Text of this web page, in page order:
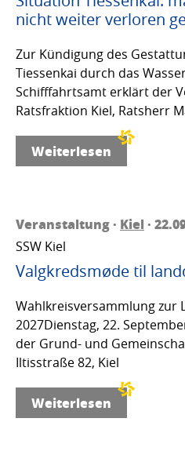
nicht weiter verloren
Zur Kündigung des
Tiessenkai durch das
Schifffahrtsamt erklärt der
Ratsfraktion Kiel, Ratsherr
Weiterlesen
Veranstaltung · Kiel ·
SSW Kiel
Valgkredsmøde til
Wahlkreisversammlung zur
2027Dienstag, 22.
der Grund- und
Iltisstraße 82, Kiel
Weiterlesen